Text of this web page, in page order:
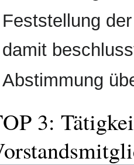
Feststellung
damit
Abstimmung
3: